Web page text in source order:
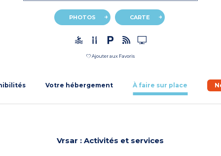
PHOTOS CARTE
Ajouter aux Favoris
Votre hébergement À faire sur place
Vrsar : Activités et services